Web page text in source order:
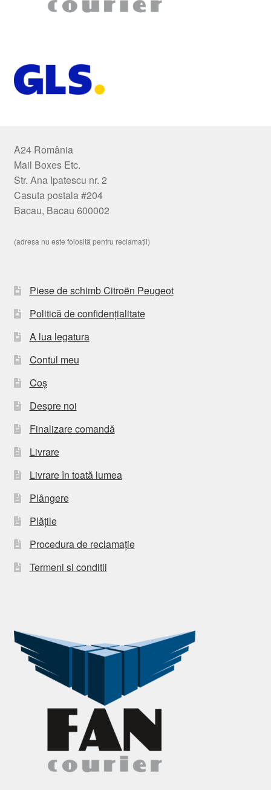
A24 România
Mail Boxes Etc.
Str. Ana Ipatescu nr. 2
Casuta postala #204
Bacau, Bacau 600002
(adresa nu este folosită pentru reclamații)
Piese de schimb Citroën Peugeot
Politică de confidențialitate
A lua legatura
Contul meu
Coș
Despre noi
Finalizare comandă
Livrare
Livrare în toată lumea
Plângere
Plățile
Procedura de reclamație
Termeni si conditii